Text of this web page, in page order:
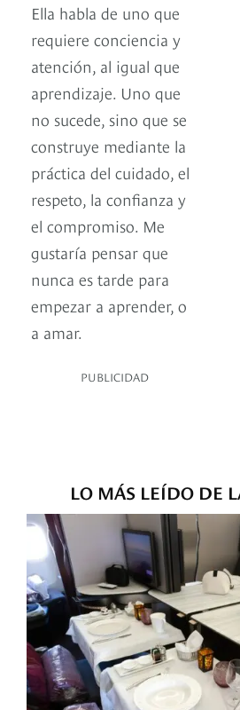
Ella habla de uno que
requiere conciencia y
atención, al igual que
aprendizaje. Uno que
no sucede, sino que se
construye mediante la
práctica del cuidado, el
respeto, la confianza y
el compromiso. Me
gustaría pensar que
nunca es tarde para
empezar a aprender, o
a amar.
PUBLICIDAD
LO MÁS LEÍDO DE